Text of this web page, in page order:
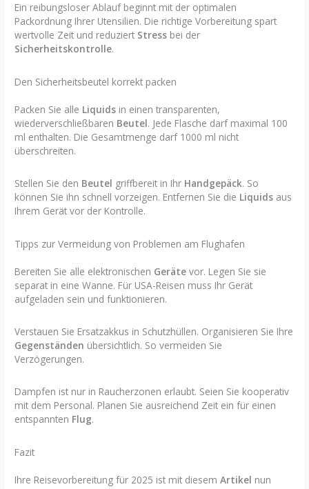
Ein reibungsloser Ablauf beginnt mit der optimalen
Packordnung Ihrer Utensilien. Die richtige Vorbereitung spart
wertvolle Zeit und reduziert Stress bei der
Sicherheitskontrolle.
Den Sicherheitsbeutel korrekt packen
Packen Sie alle Liquids in einen transparenten,
wiederverschließbaren Beutel. Jede Flasche darf maximal 100
ml enthalten. Die Gesamtmenge darf 1000 ml nicht
überschreiten.
Stellen Sie den Beutel griffbereit in Ihr Handgepäck. So
können Sie ihn schnell vorzeigen. Entfernen Sie die Liquids aus
Ihrem Gerät vor der Kontrolle.
Tipps zur Vermeidung von Problemen am Flughafen
Bereiten Sie alle elektronischen Geräte vor. Legen Sie sie
separat in eine Wanne. Für USA-Reisen muss Ihr Gerät
aufgeladen sein und funktionieren.
Verstauen Sie Ersatzakkus in Schutzhüllen. Organisieren Sie Ihre
Gegenständen übersichtlich. So vermeiden Sie
Verzögerungen.
Dampfen ist nur in Raucherzonen erlaubt. Seien Sie kooperativ
mit dem Personal. Planen Sie ausreichend Zeit ein für einen
entspannten Flug.
Fazit
Ihre Reisevorbereitung für 2025 ist mit diesemArtikel nun